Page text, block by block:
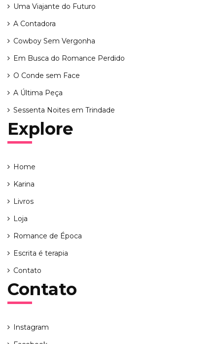
Uma Viajante do Futuro
A Contadora
Cowboy Sem Vergonha
Em Busca do Romance Perdido
O Conde sem Face
A Última Peça
Sessenta Noites em Trindade
Explore
Home
Karina
Livros
Loja
Romance de Época
Escrita é terapia
Contato
Contato
Instagram